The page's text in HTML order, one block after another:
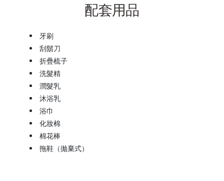
配套用品
牙刷
刮鬍刀
折疊梳子
洗髮精
潤髮乳
沐浴乳
浴巾
化妝棉
棉花棒
拖鞋（拋棄式）